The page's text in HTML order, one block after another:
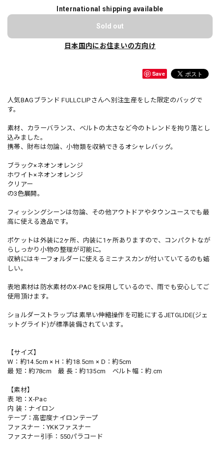
International shipping available
Sold out
日本国内にお住まいの方向け
Save
人気BAGブランド FULLCLIPさんへ別注生産をした限定のバッグで
す。
素材、カラーバランス、ベルトの太さなど今のトレンドを拘り落とし
込みました。
携帯、財布は勿論、小物類を収納できるオシャレバッグ。
ブラック×ネオンオレンジ
ホワイト×ネオンオレンジ
クリアー
の3色展開。
フィッシングシーンは勿論、その他アウトドアやタウンユースでも最
高に使える逸品です。
ポケットは外装に2ヶ所、内装に1ヶ所ありますので、コンパクトなが
らしっかり小物の整理が可能に。
収納にはキーフォルダーに使えるミニナスカンが付いていてるのも嬉
しい。
表地素材は防水素材のX-PACを採用しているので、雨でも安心してご
使用頂けます。
ショルダーストラップは素早い伸縮操作を可能にするJETGLIDE(ジェ
ットグライド)が標準装備されています。
【サイズ】
W：約14.5cm × H：約18.5cm × D：約5cm
最 短：約78cm 最 長：約135cm ベルト幅：約.cm
【素材】
表 地：X-Pac
内 装：ナイロン
テープ：高密度ナイロンテープ
ファスナー：YKKファスナー
ファスナー引手：550パラコード